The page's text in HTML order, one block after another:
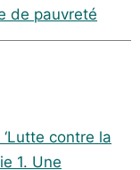
de pauvreté
contre la
1. Une